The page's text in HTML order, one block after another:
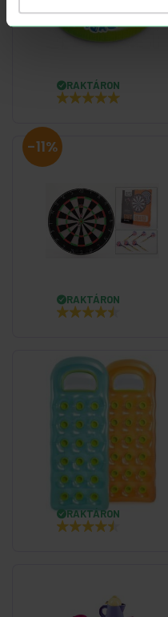
RAKTÁRON
-11%
RAKTÁRON
RAKTÁRON